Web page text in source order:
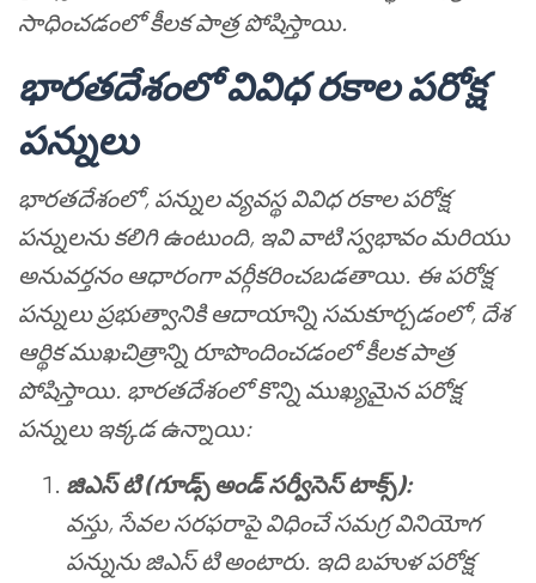
సాధించడంలో కీలక పాత్ర పోషిస్తాయి.
భారతదేశంలో వివిధ రకాల పరోక్ష
పన్నులు
భారతదేశంలో, పన్నుల వ్యవస్థ వివిధ రకాల పరోక్ష
పన్నులను కలిగి ఉంటుంది, ఇవి వాటి స్వభావం మరియు
అనువర్తనం ఆధారంగా వర్గీకరించబడతాయి. ఈ పరోక్ష
పన్నులు ప్రభుత్వానికి ఆదాయాన్ని సమకూర్చడంలో, దేశ
ఆర్థిక ముఖచిత్రాన్ని రూపొందించడంలో కీలక పాత్ర
పోషిస్తాయి. భారతదేశంలో కొన్ని ముఖ్యమైన పరోక్ష
పన్నులు ఇక్కడ ఉన్నాయి:
జిఎస్ టి (గూడ్స్ అండ్ సర్వీసెస్ టాక్స్):
వస్తు, సేవల సరఫరాపై విధించే సమగ్ర వినియోగ
పన్నును జిఎస్ టి అంటారు. ఇది బహుళ పరోక్ష